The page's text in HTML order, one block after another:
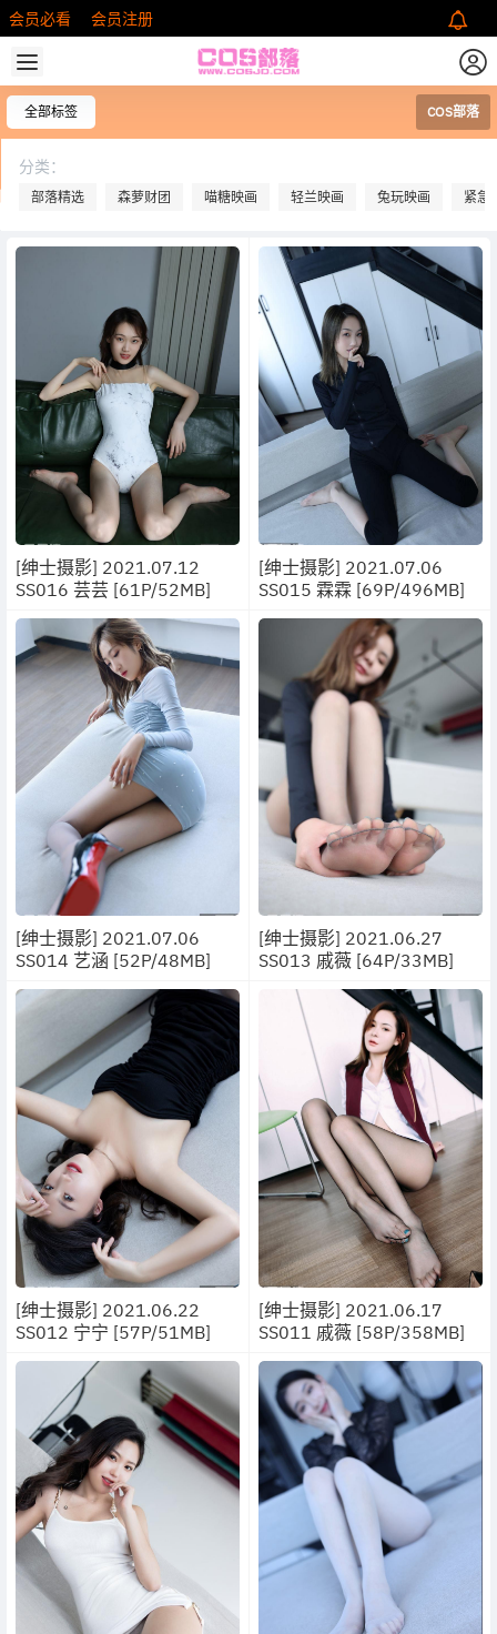
会员必看 会员注册
全部标签 COS部落
分类：
部落精选 森萝财团 喵糖映画 轻兰映画 兔玩映画 紧急
[绅士摄影] 2021.07.12
SS016 芸芸 [61P/52MB]
[绅士摄影] 2021.07.06
SS015 霖霖 [69P/496MB]
[绅士摄影] 2021.07.06
SS014 艺涵 [52P/48MB]
[绅士摄影] 2021.06.27
SS013 戚薇 [64P/33MB]
[绅士摄影] 2021.06.22
SS012 宁宁 [57P/51MB]
[绅士摄影] 2021.06.17
SS011 戚薇 [58P/358MB]